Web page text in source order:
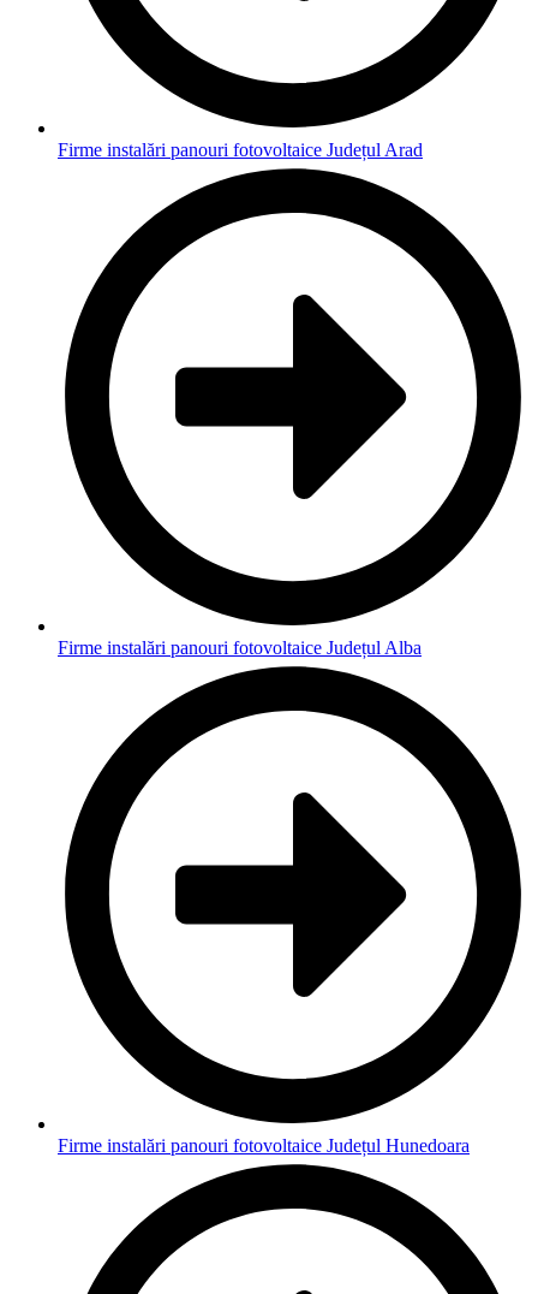
Firme instalări panouri fotovoltaice Județul Arad
Firme instalări panouri fotovoltaice Județul Alba
Firme instalări panouri fotovoltaice Județul Hunedoara